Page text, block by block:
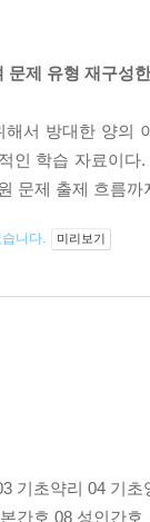
문제 유형 재구성
서 방대한 양의
인 학습 자료이
문제 출제 흐름
니다. 미리보기
기초약리 04 기초
간호 08 성인간호